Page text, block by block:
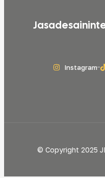
Instagram
© Copyright 2025